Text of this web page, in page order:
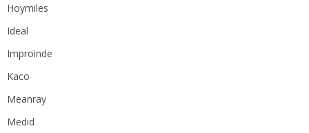
Hoymiles
Ideal
Improinde
Kaco
Meanray
Medid